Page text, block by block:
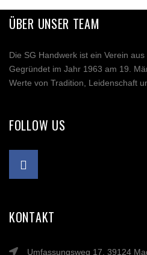
ÜBER UNSER TEAM
Die SG Handwerk ist ein Verein
Gegründet im Jahr 1963 am 19.
Werte von Tradition, Leidenschaft
FOLLOW US
KONTAKT
Umfassungsweg 17, 39124